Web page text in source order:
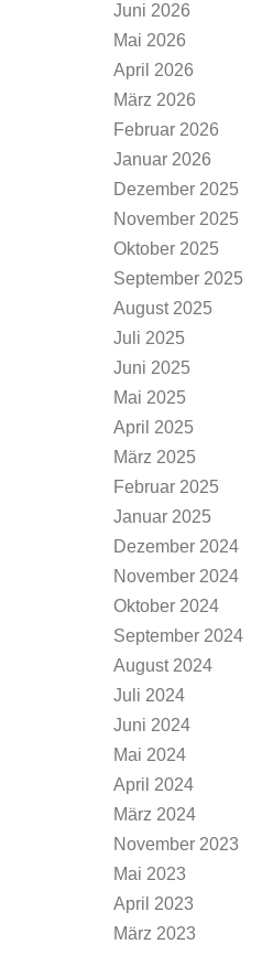
Juni 2026
Mai 2026
April 2026
März 2026
Februar 2026
Januar 2026
Dezember 2025
November 2025
Oktober 2025
September 2025
August 2025
Juli 2025
Juni 2025
Mai 2025
April 2025
März 2025
Februar 2025
Januar 2025
Dezember 2024
November 2024
Oktober 2024
September 2024
August 2024
Juli 2024
Juni 2024
Mai 2024
April 2024
März 2024
November 2023
Mai 2023
April 2023
März 2023